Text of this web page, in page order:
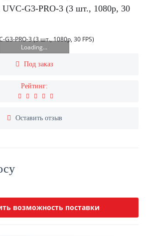
G3-PRO-3 (3 шт., 1080p, 30
Loading...
Под заказ
Рейтинг:
Оставить отзыв
возможность поставки